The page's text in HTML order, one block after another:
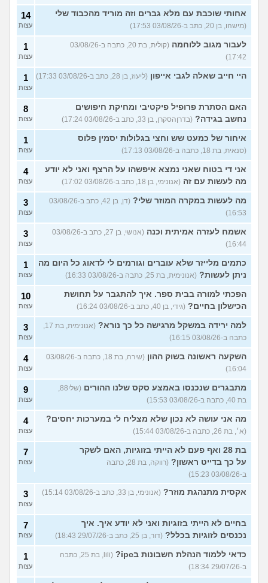
אחותי שוכבת עם מלא גברים וזה מוריד מהכבוד שלי
(מישהו, בן 20, כתב ב-03/08/26 17:53)
14
עצות
לעבור מגוב ללוחמה
(קולית, בת 20, כתבה ב-03/08/26
17:42)
1
עצות
היי חייב שאלה לגבי אייפון (ליעוז, בן 28, כתב ב-03/08/26 17:33) 1
עצות
האם הסתרת פרופיל פיקטיבי ומחיקת חיפושים
נחשב בגידה? (בדרןהסקרן, בן 33, כתב ב-03/08/26 17:24)
8
עצות
איחור של כמעט שש וחצי בגלולות יסמין פלוס
(סנאית, בת 18, כתבה ב-03/08/26 17:13)
1
עצות
אני די בטוח שאני נמצא איפשהו על הרצף ואני לא יודע
מה לעשות עם זה (אנונימי, בן 18, כתב ב-03/08/26 17:02)
4
עצות
מה לעשות במקרה המוזר שלי?
(דן, בן 42, כתב ב-03/08/26
16:53)
3
עצות
אשמח לעזרה אמיתית וכנה
(אנושי, בן 27, כתב ב-03/08/26
16:44)
3
עצות
כתמים מלייזר שלא עוברים וגורמים לי לדאוג כל היום מה
ניתן לעשות? (אנונימית, בת 25, כתבה ב-03/08/26 16:33)
1
עצות
הפכתי למורה בבית ספר. איך להתגבר על תחושת
הכישלון בחיים? (גידי, בן 40, כתב ב-03/08/26 16:24)
10
עצות
למה ירידה במשקל מרגישה כל כך נורא?
(אנונימית, בת 17,
כתבה ב-03/08/26 16:15)
3
עצות
השקעה ראשונה בשוק ההון
(שירה, בת 18, כתבה ב-03/08/26
16:04)
4
עצות
מתבגרים שנכנסו באמצע סקס שלנו ההורים
(שלי88,
בת 40, כתבה ב-03/08/26 15:53)
9
עצות
מה אני עושה לא נכון שלא מצליח לי במערכות יחסים?
(א׳, בת 26, כתבה ב-03/08/26 15:44)
4
עצות
בת 28 ואף פעם לא הייתי בזוגיות, האם לשקר
על כך בדייט ראשון?
(רווקה, בת 28, כתבה
ב-03/08/26 15:23)
7
עצות
אקסית מתנהגת מוזר? (אנונימי, בן 33, כתב ב-03/08/26 15:14) 3
עצות
בחיים לא הייתי בזוגיות ואני לא יודע איך. איך
נכנסים לזוגיות בכלל? (דור, בן 25, כתב ב-29/07/26 18:43)
7
עצות
כדאי ללמוד הנהלת חשבונות בipc?
(lili, בת 25, כתבה
ב-29/07/26 18:34)
1
עצות